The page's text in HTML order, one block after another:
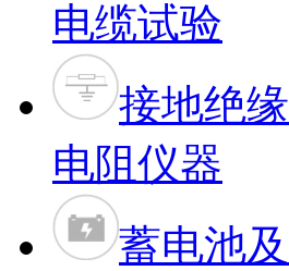
电缆试验
接地绝缘
电阻仪器
蓄电池及